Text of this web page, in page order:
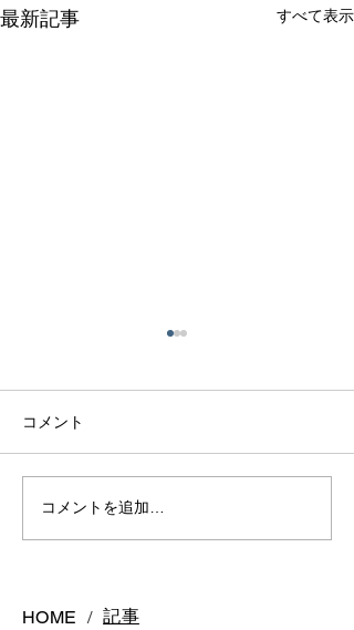
最新記事 すべて表示
熊本で結婚指輪を選ぶ予
算はどれくらい？相場と
コメント
コメントを追加…
HOME / 記事